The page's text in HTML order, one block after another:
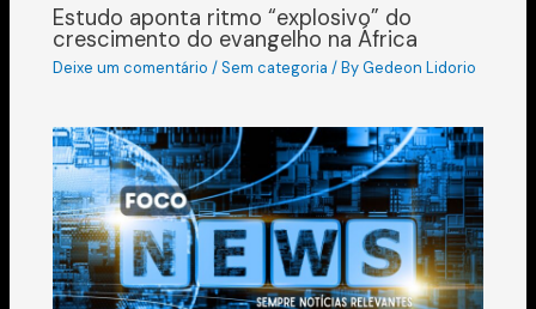
Estudo aponta ritmo “explosivo” do
crescimento do evangelho na África
Deixe um comentário /Sem categoria / ByGedeon Lidorio